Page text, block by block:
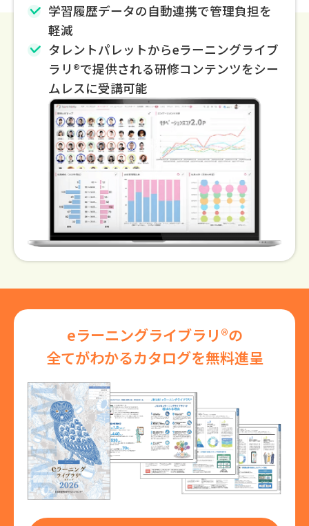
学習履歴データの自動連携で管理負担を
軽減
タレントパレットからeラーニングライブ
ラリ®で提供される研修コンテンツをシー
ムレスに受講可能
eラーニングライブラリ®の
全てがわかるカタログを無料進呈